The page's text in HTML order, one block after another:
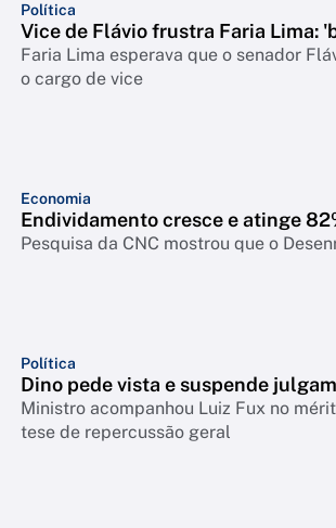
Política
Vice de Flávio frustra Faria Lima:
Faria Lima esperava que o senador
o cargo de vice
Economia
Endividamento cresce e atinge
Pesquisa da CNC mostrou que o
Política
Dino pede vista e suspende
Ministro acompanhou Luiz Fux no
tese de repercussão geral